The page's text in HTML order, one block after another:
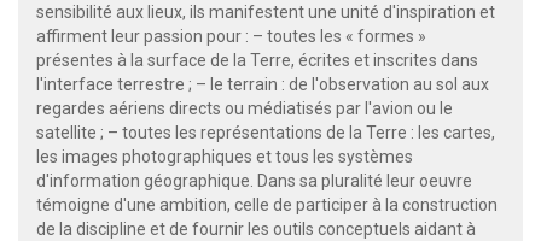
sensibilité aux lieux, ils manifestent une unité d'inspiration et
affirment leur passion pour : – toutes les « formes »
présentes à la surface de la Terre, écrites et inscrites dans
l'interface terrestre ; – le terrain : de l'observation au sol aux
regardes aériens directs ou médiatisés par l'avion ou le
satellite ; – toutes les représentations de la Terre : les cartes,
les images photographiques et tous les systèmes
d'information géographique. Dans sa pluralité leur oeuvre
témoigne d'une ambition, celle de participer à la construction
de la discipline et de fournir les outils conceptuels aidant à